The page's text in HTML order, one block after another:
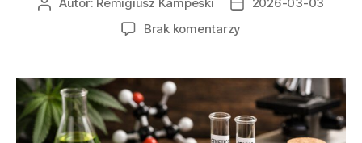
Autor
Data
Brak komentarzy
konopi
jako
klucz
do